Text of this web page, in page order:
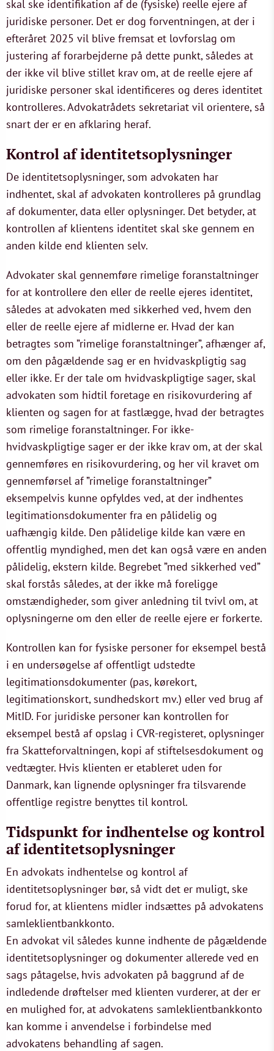
skal ske identifikation af de (fysiske) reelle ejere af
juridiske personer. Det er dog forventningen, at der i
efteråret 2025 vil blive fremsat et lovforslag om
justering af forarbejderne på dette punkt, således at
der ikke vil blive stillet krav om, at de reelle ejere af
juridiske personer skal identificeres og deres identitet
kontrolleres. Advokatrådets sekretariat vil orientere, så
snart der er en afklaring heraf.
Kontrol af identitetsoplysninger
De identitetsoplysninger, som advokaten har
indhentet, skal af advokaten kontrolleres på grundlag
af dokumenter, data eller oplysninger. Det betyder, at
kontrollen af klientens identitet skal ske gennem en
anden kilde end klienten selv.
Advokater skal gennemføre rimelige foranstaltninger
for at kontrollere den eller de reelle ejeres identitet,
således at advokaten med sikkerhed ved, hvem den
eller de reelle ejere af midlerne er. Hvad der kan
betragtes som ”rimelige foranstaltninger”, afhænger af,
om den pågældende sag er en hvidvaskpligtig sag
eller ikke. Er der tale om hvidvaskpligtige sager, skal
advokaten som hidtil foretage en risikovurdering af
klienten og sagen for at fastlægge, hvad der betragtes
som rimelige foranstaltninger. For ikke-
hvidvaskpligtige sager er der ikke krav om, at der skal
gennemføres en risikovurdering, og her vil kravet om
gennemførsel af ”rimelige foranstaltninger”
eksempelvis kunne opfyldes ved, at der indhentes
legitimationsdokumenter fra en pålidelig og
uafhængig kilde. Den pålidelige kilde kan være en
offentlig myndighed, men det kan også være en anden
pålidelig, ekstern kilde. Begrebet ”med sikkerhed ved”
skal forstås således, at der ikke må foreligge
omstændigheder, som giver anledning til tvivl om, at
oplysningerne om den eller de reelle ejere er forkerte.
Kontrollen kan for fysiske personer for eksempel bestå
i en undersøgelse af offentligt udstedte
legitimationsdokumenter (pas, kørekort,
legitimationskort, sundhedskort mv.) eller ved brug af
MitID. For juridiske personer kan kontrollen for
eksempel bestå af opslag i CVR-registeret, oplysninger
fra Skatteforvaltningen, kopi af stiftelsesdokument og
vedtægter. Hvis klienten er etableret uden for
Danmark, kan lignende oplysninger fra tilsvarende
offentlige registre benyttes til kontrol.
Tidspunkt for indhentelse og kontrol
af identitetsoplysninger
En advokats indhentelse og kontrol af
identitetsoplysninger bør, så vidt det er muligt, ske
forud for, at klientens midler indsættes på advokatens
samleklientbankkonto.
En advokat vil således kunne indhente de pågældende
identitetsoplysninger og dokumenter allerede ved en
sags påtagelse, hvis advokaten på baggrund af de
indledende drøftelser med klienten vurderer, at der er
en mulighed for, at advokatens samleklientbankkonto
kan komme i anvendelse i forbindelse med
advokatens behandling af sagen.